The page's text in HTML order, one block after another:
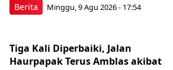
Berita Minggu, 9 Agu 2026 - 17:54
Tiga Kali Diperbaiki, Jalan
Haurpapak Terus Amblas akibat